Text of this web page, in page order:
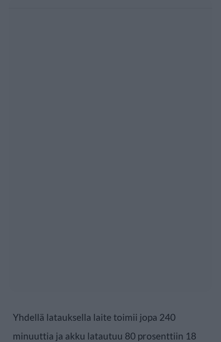
Yhdellä latauksella laite toimii jopa 240
minuuttia ja akku latautuu 80 prosenttiin 18